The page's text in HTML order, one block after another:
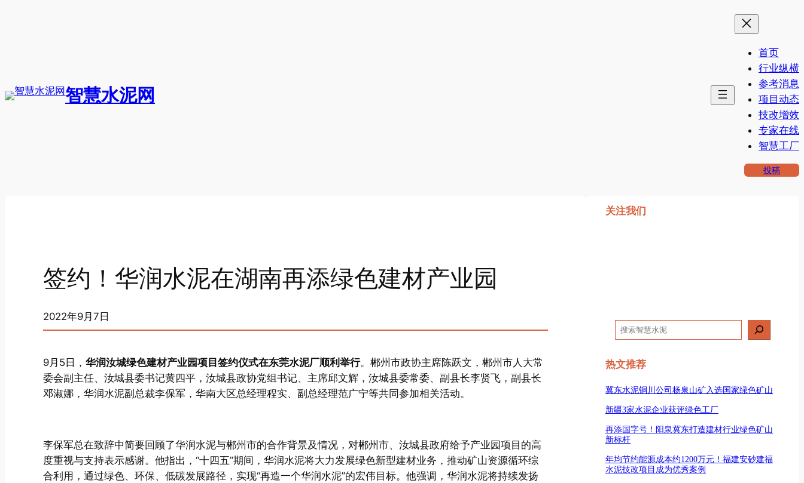
智慧水泥网
首页
行业纵横
参考消息
项目动态
技改增效
专家在线
智慧工厂
投稿
签约！华润水泥在湖南再添绿色建材产业园
2022年9月7日
9月5日， 华润汝城绿色建材产业园项目签约仪式在东莞水泥厂顺利举行。郴州市政协主席陈跃文，郴州市人大常
委会副主任、汝城县委书记黄四平，汝城县政协党组书记、主席邱文辉，汝城县委常委、副县长李贤飞，副县长
邓淑娜，华润水泥副总裁李保军，华南大区总经理程实、副总经理范广宁等共同参加相关活动。
李保军总在致辞中简要回顾了华润水泥与郴州市的合作背景及情况，对郴州市、汝城县政府给予产业园项目的高
度重视与支持表示感谢。他指出，“十四五”期间，华润水泥将大力发展绿色新型建材业务，推动矿山资源循环综
合利用，通过绿色、环保、低碳发展路径，实现“再造一个华润水泥”的宏伟目标。他强调，华润水泥将持续发扬
关注我们
搜
索
热文推荐
冀东水泥铜川公司杨泉山矿入选国家绿色矿山
新疆3家水泥企业获评绿色工厂
再添国字号！阳泉冀东打造建材行业绿色矿山
新标杆
年均节约能源成本约1200万元！福建安砂建福
水泥技改项目成为优秀案例